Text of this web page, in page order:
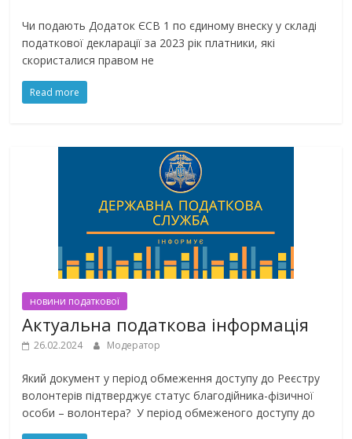
Чи подають Додаток ЄСВ 1 по єдиному внеску у складі
податкової декларації за 2023 рік платники, які
скористалися правом не
Read more
новини податкової
Актуальна податкова інформація
26.02.2024 Модератор
Який документ у період обмеження доступу до Реєстру
волонтерів підтверджує статус благодійника-фізичної
особи – волонтера? У період обмеженого доступу до